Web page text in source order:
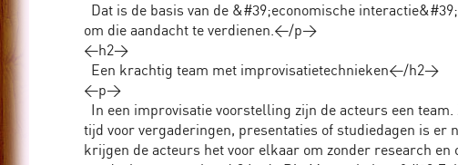
Dat is de basis van de &#39;economische
om die aandacht te verdienen.</p>
<h2>
Een krachtig team met improvisatietechnieken</h2>
<p>
In een improvisatie voorstelling zijn de acteurs een
tijd voor vergaderingen, presentaties of studiedagen is er
krijgen de acteurs het voor elkaar om zonder research